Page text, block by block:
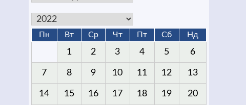
Пн Вт Ср Чт Пт Сб Нд
1 2 3 4 5 6
7 8 9 10 11 12 13
14 15 16 17 18 19 20